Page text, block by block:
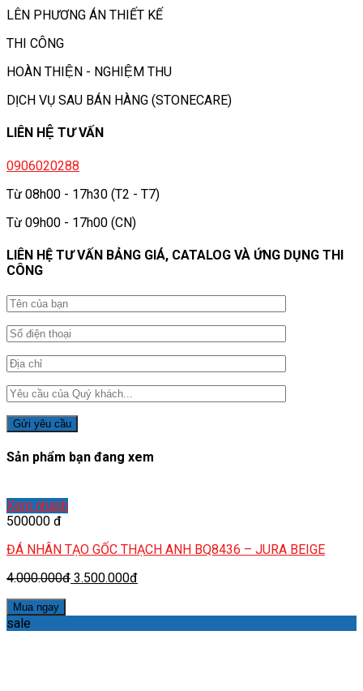
LÊN PHƯƠNG ÁN THIẾT KẾ
THI CÔNG
HOÀN THIỆN - NGHIỆM THU
DỊCH VỤ SAU BÁN HÀNG (STONECARE)
LIÊN HỆ TƯ VẤN
0906020288
Từ 08h00 - 17h30 (T2 - T7)
Từ 09h00 - 17h00 (CN)
LIÊN HỆ TƯ VẤN BẢNG GIÁ, CATALOG VÀ ỨNG DỤNG THI
CÔNG
Sản phẩm bạn đang xem
Xem nhanh
500000 đ
ĐÁ NHÂN TẠO GỐC THẠCH ANH BQ8436 – JURA BEIGE
4.000.000đ 3.500.000đ
Mua ngay
sale